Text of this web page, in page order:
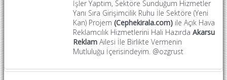
İşler Yaptım, Sektöre Sunduğum Hizmetler
Yanı Sıra Girişimcilik Ruhu İle Sektöre (Yeni
Kan) Projem (Cephekirala.com) ile Açık Hava
Reklamcılık Hizmetlerini Hali Hazırda Akarsu
Reklam Ailesi İle Birlikte Vermenin
Mutluluğu İçerisindeyim. @ozgrust